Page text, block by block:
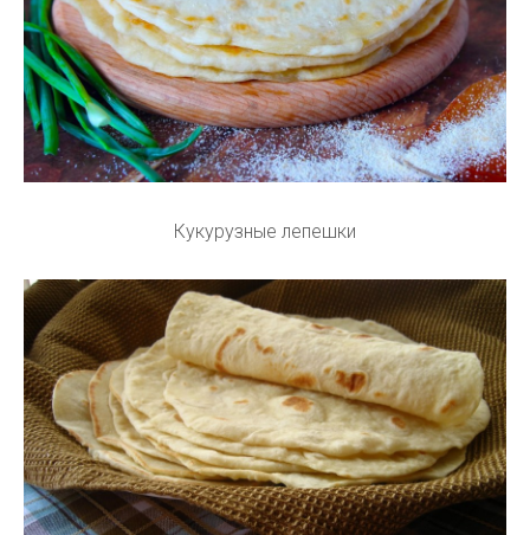
Кукурузные лепешки